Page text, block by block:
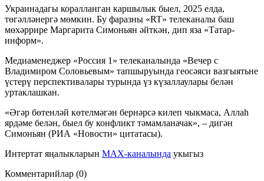
Украинадагы коралланган каршылык быел, 2025 елда,
төгәлләнергә мөмкин. Бу фаразны «RT» телеканалы баш
мөхәррире Маргарита Симоньян әйткән, дип яза «Татар-
информ».
Медиаменеджер «Россия 1» телеканалында «Вечер с
Владимиром Соловьевым» тапшыруында геосәяси вазгыятьне
үстерү перспективалары турында үз күзаллаулары белән
уртаклашкан.
«Әгәр бөтенләй көтелмәгән бернәрсә килеп чыкмаса, Аллаһ
ярдәме белән, быел бу конфликт тәмамланачак», – дигән
Симоньян (РИА «Новости» цитатасы).
Интертат яңалыкларын MAX-каналында укыгыз
Комментарийлар (0)